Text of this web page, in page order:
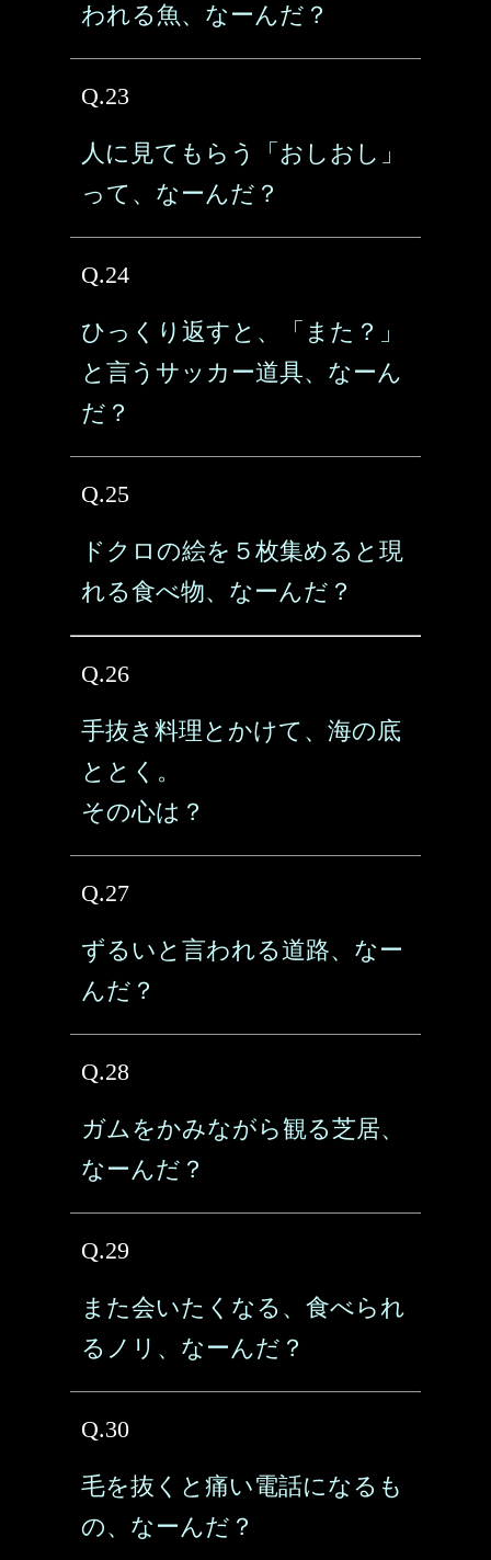
われる魚、なーんだ？
Q.23
人に見てもらう「おしおし」
って、なーんだ？
Q.24
ひっくり返すと、「また？」
と言うサッカー道具、なーん
だ？
Q.25
ドクロの絵を５枚集めると現
れる食べ物、なーんだ？
Q.26
手抜き料理とかけて、海の底
ととく。
その心は？
Q.27
ずるいと言われる道路、なー
んだ？
Q.28
ガムをかみながら観る芝居、
なーんだ？
Q.29
また会いたくなる、食べられ
るノリ、なーんだ？
Q.30
毛を抜くと痛い電話になるも
の、なーんだ？